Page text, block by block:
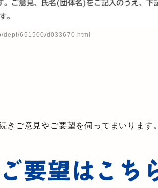
dept/651500/d033670.html
ご意見やご要望を伺ってまいります。